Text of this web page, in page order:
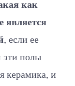
как
является
, если ее
эти полы
керамика, и